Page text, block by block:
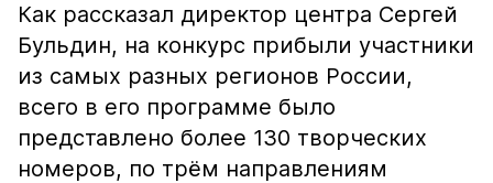
Как рассказал директор центра Сергей
Бульдин, на конкурс прибыли участники
из самых разных регионов России,
всего в его программе было
представлено более 130 творческих
номеров, по трём направлениям